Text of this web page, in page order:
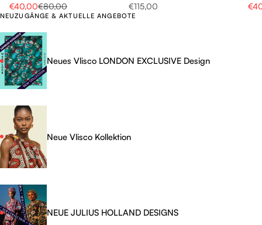
Sale Preis
€40,00Regulärer Preis
€80,00
Sale Preis
€115,00
NEUZUGÄNGE & AKTUELLE ANGEBOTE
Neues Vlisco LONDON EXCLUSIVE Design
Neue Vlisco Kollektion
NEUE JULIUS HOLLAND DESIGNS